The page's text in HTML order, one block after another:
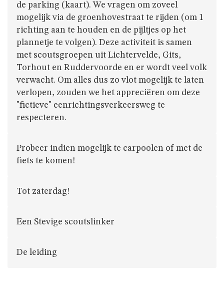
INSCHRIJVEN
LEIDING
ONZE
GROEP
INFO
NIE
de parking (kaart). We vragen om zoveel
mogelijk via de groenhovestraat te rijden (om 1
richting aan te houden en de pijltjes op het
plannetje te volgen). Deze activiteit is samen
met scoutsgroepen uit Lichtervelde, Gits,
Torhout en Ruddervoorde en er wordt veel volk
verwacht. Om alles dus zo vlot mogelijk te laten
verlopen, zouden we het appreciëren om deze
"fictieve" eenrichtingsverkeersweg te
respecteren.
Probeer indien mogelijk te carpoolen of met de
fiets te komen!
Tot zaterdag!
Een Stevige scoutslinker
De leiding